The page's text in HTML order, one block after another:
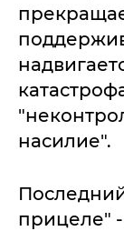
насилие".
прицеле"